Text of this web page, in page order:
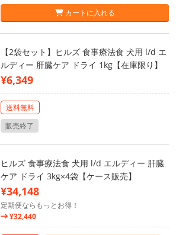
カートに入れる
【2袋セット】ヒルズ 食事療法食 犬用 l/d エ
ルディー 肝臓ケア ドライ 1kg【在庫限り】
¥6,349
送料無料
販売終了
ヒルズ 食事療法食 犬用 l/d エルディー 肝臓
ケア ドライ 3kg×4袋【ケース販売】
¥34,148
定期便ならもっとお得！
¥32,440